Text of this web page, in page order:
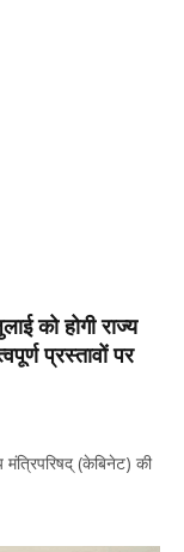
को होगी राज्य
प्रस्तावों पर
मंत्रिपरिषद् (केबिनेट) की